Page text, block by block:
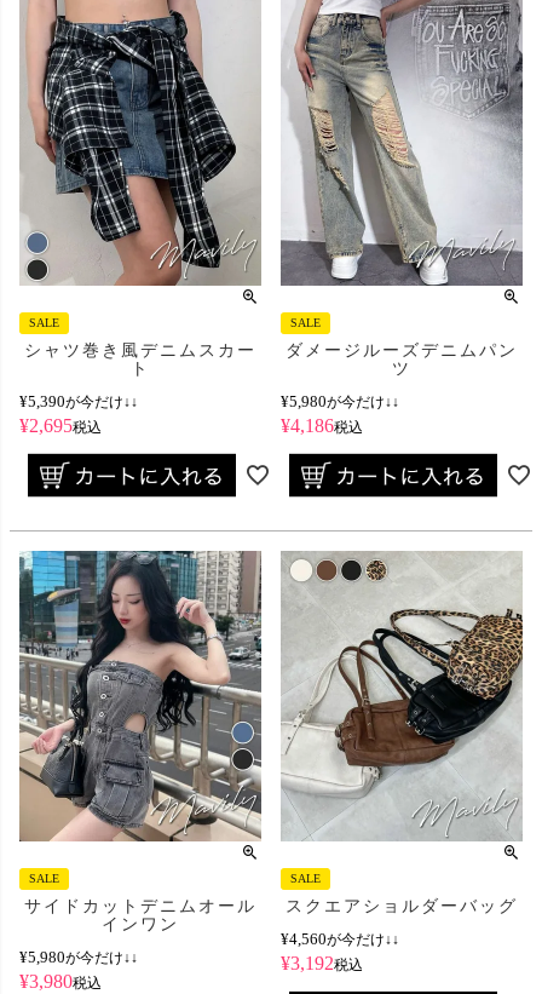
SALE
シャツ巻き風デニムスカー
ト
¥5,390が今だけ↓↓
¥2,695税込
SALE
ダメージルーズデニムパン
ツ
¥5,980が今だけ↓↓
¥4,186税込
SALE
サイドカットデニムオール
インワン
¥5,980が今だけ↓↓
¥3,980税込
SALE
スクエアショルダーバッグ
¥4,560が今だけ↓↓
¥3,192税込